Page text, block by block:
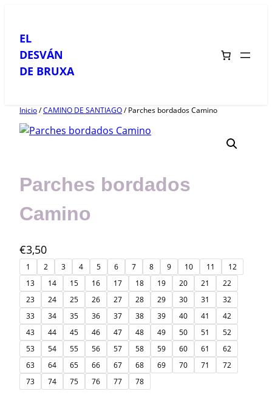
contenido
EL
DESVÁN
DE BRUXA
Inicio/CAMINO DE SANTIAGO/ Parches bordados Camino
Parches bordados
Camino
€3,50
1 2 3 4 5 6 7 8 9 10 11
12
13
14 15 16 17 18 19 20 21
22
23
24 25 26 27 28 29 30 31
32
33
34 35 36 37 38 39 40 41
42
43
44 45 46 47 48 49 50 51
52
53
54 55 56 57 58 59 60 61
62
63
64 65 66 67 68 69 70 71
72
73
74 75 76 77 78